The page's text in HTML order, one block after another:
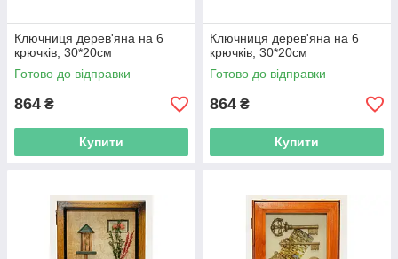
Ключниця дерев'яна на 6
крючків, 30*20см
Готово до відправки
864 ₴
Купити
Ключниця дерев'яна на 6
крючків, 30*20см
Готово до відправки
864 ₴
Купити